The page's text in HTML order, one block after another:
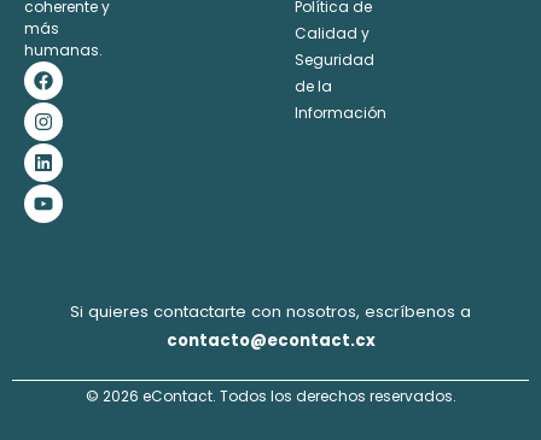
coherente y
más
humanas.
F
a
c
e
b
o
o
k
I
n
s
t
a
g
r
a
m
L
i
n
k
e
d
i
n
Y
o
u
t
u
b
e
Política de
Calidad y
Seguridad
de la
Información
Si quieres contactarte con nosotros, escríbenos a
contacto@econtact.cx
© 2026 eContact. Todos los derechos reservados.